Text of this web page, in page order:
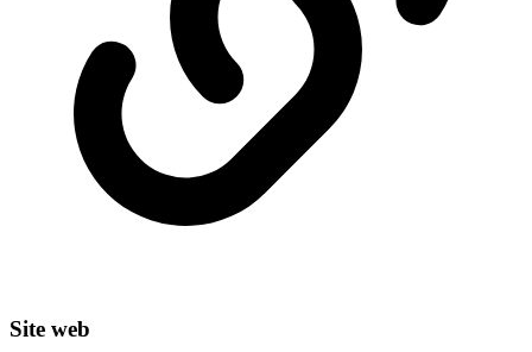
Site web